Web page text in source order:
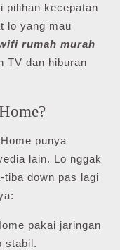
pilihan kecepatan
lo yang mau
rumah murah
TV dan hiburan
punya
lain. Lo nggak
tiba down pas lagi
pakai jaringan
stabil.